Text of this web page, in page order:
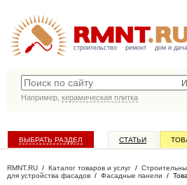
строительство ремонт дом и дача
Например, керамическая плитка
ВЫБРАТЬ РАЗДЕЛ СТАТЬИ
RMNT.RU / Каталог товаров и услуг /
для устройства фасадов / Фасадные панели /